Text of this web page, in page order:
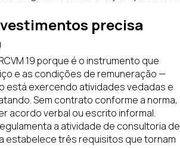
precisa
19 porque é o instrumento que
e as condições de remuneração —
está exercendo atividades vedadas e
Sem contrato conforme a norma,
acordo verbal ou escrito informal.
a atividade de consultoria de
estabelece três requisitos que tornam